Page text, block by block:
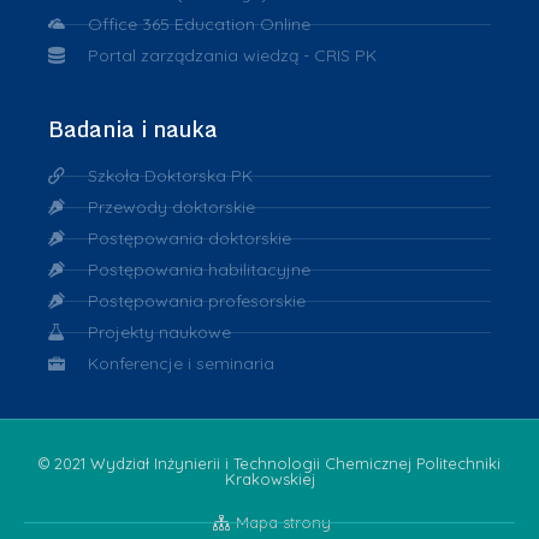
Office 365 Education Online
Portal zarządzania wiedzą - CRIS PK
Badania i nauka
Szkoła Doktorska PK
Przewody doktorskie
Postępowania doktorskie
Postępowania habilitacyjne
Postępowania profesorskie
Projekty naukowe
Konferencje i seminaria
© 2021 Wydział Inżynierii i Technologii Chemicznej Politechniki
Krakowskiej
Mapa strony